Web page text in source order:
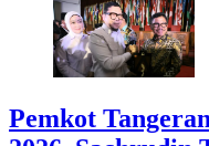
Pemkot